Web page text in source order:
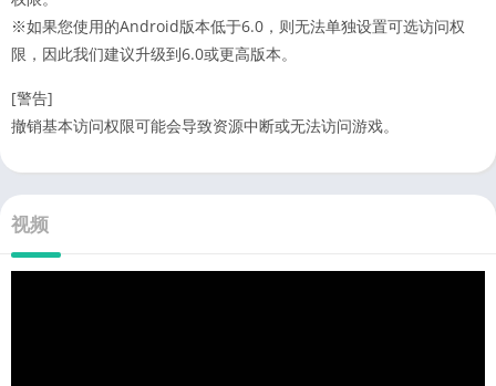
※如果您使用的Android版本低于6.0，则无法单独设置可选访问权
限，因此我们建议升级到6.0或更高版本。
[警告]
撤销基本访问权限可能会导致资源中断或无法访问游戏。
视频